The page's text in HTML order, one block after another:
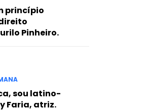
princípio
Pinheiro.
sou latino-
Faria, atriz.